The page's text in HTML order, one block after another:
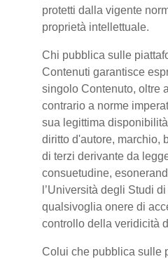
protetti dalla vigente
proprietà intellettuale.
Chi pubblica sulle
Contenuti garantisce
singolo Contenuto, oltre
contrario a norme
sua legittima
diritto d'autore, marchio,
di terzi derivante da
consuetudine,
l’Università degli Studi
qualsivoglia onere di
controllo della veridicità
Colui che pubblica sulle